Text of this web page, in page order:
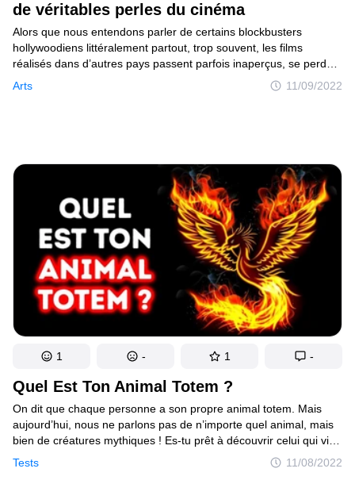
de véritables perles du cinéma
Arts 11/09/2022
Alors que nous entendons parler de certains blockbusters
hollywoodiens littéralement partout, trop souvent, les films
réalisés dans d’autres pays passent parfois inaperçus, se perdant
dans l’océan d’informations. Et pourtant, parmi les œuvres
du cinéma mondial, il existe de véritables perles qui sont
Quel Est Ton Animal Totem ?
Tests 11/08/2022
On dit que chaque personne a son propre animal totem. Mais
aujourd’hui, nous ne parlons pas de n’importe quel animal, mais
bien de créatures mythiques ! Es-tu prêt à découvrir celui qui vit
en toi ? Ouah — tu veux dire, comme un " alien " ? Non, ah, ouf,
je suis rassuré ! Alors fais ce test et amuse-toi ! Avant
1 - 1 -